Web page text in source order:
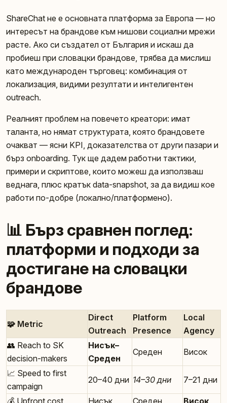
ShareChat не е основната платформа за Европа — но
интересът на брандове към нишови социални мрежи
расте. Ако си създател от България и искаш да
пробиеш при словацки брандове, трябва да мислиш
като международен търговец: комбинация от
локализация, видими резултати и интелигентен
outreach.
Реалният проблем на повечето креатори: имат
таланта, но нямат структурата, която брандовете
очакват — ясни KPI, доказателства от други пазари и
бърз onboarding. Тук ще дадем работни тактики,
примери и скриптове, които можеш да използваш
веднага, плюс кратък data-snapshot, за да видиш кое
работи по-добре (локално/платформено).
📊 Бърз сравнен поглед:
платформи и подходи за
достигане на словацки
брандове
🧩 Metric
Direct
Outreach
Platform
Presence
Local
Agency
👥 Reach to SK
decision-makers
Нисък–
Среден
Среден Висок
📈 Speed to first
campaign
20–40 дни 14–30 дни 7–21 дни
💰 Upfront cost Нисък Среден
Висок